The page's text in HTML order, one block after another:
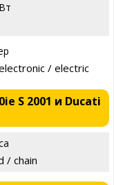
/ electric
S 2001 и Ducati
/ chain